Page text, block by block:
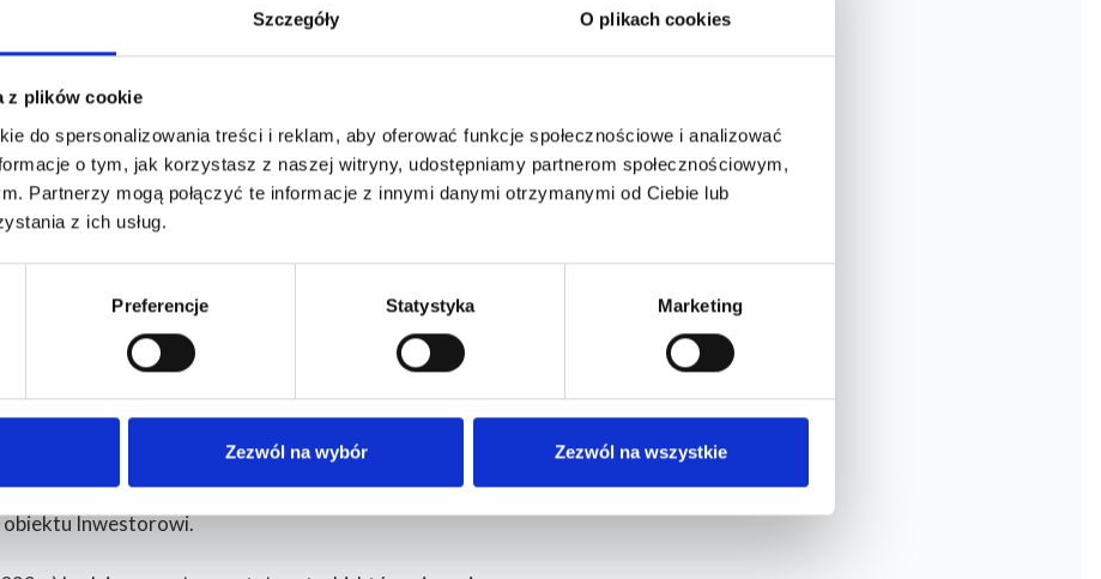
Szczegóły O plikach cookies
z plików cookie
do spersonalizowania treści i reklam, aby oferować funkcje społecznościowe i analizować
o tym, jak korzystasz z naszej witryny, udostępniamy partnerom społecznościowym,
Partnerzy mogą połączyć te informacje z innymi danymi otrzymanymi od Ciebie lub
z ich usług.
Preferencje Statystyka Marketing
Zezwól na wybór Zezwól na wszystkie
przy budowie basenu przy Zespole Szkół w Kolbudach
obiektu Inwestorowi.
Dla Inwestora
Usługi wodno-kanalizacyjne
Polityka prywatności i plików cookies